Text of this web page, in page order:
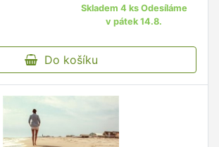
Skladem 4 ks Odesíláme
v pátek 14.8.
Do košíku